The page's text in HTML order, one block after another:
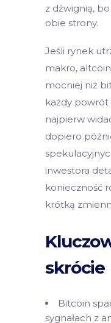
z dźwignią,
obie strony.
Jeśli rynek
makro,
mocniej niż
każdy
najpierw
dopiero
inwestora
konieczność
krótką
skrócie
Bitcoin
sygnałach z